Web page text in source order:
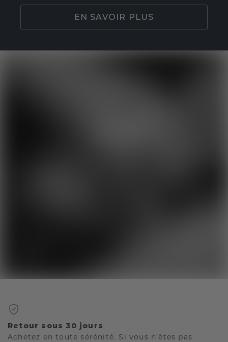
EN SAVOIR PLUS
Retour sous 30 jours
Achetez en toute sérénité. Si vous n’êtes pas